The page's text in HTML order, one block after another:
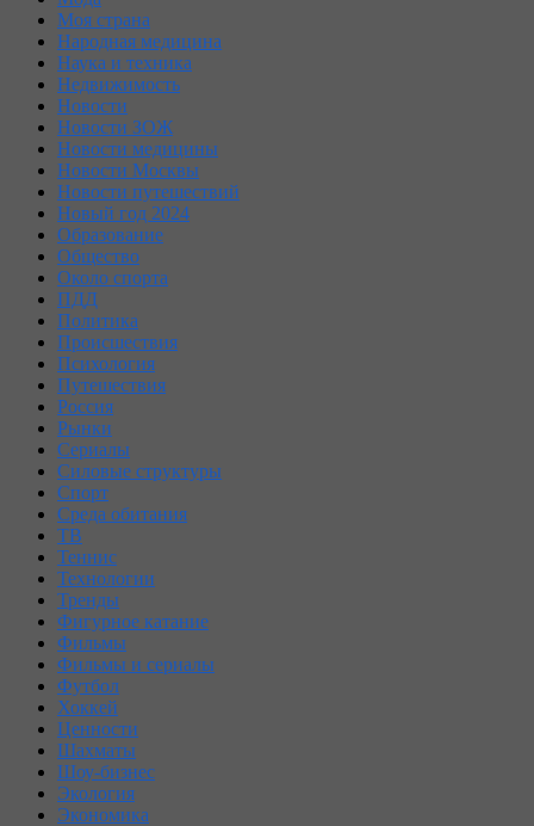
Моя страна
Народная медицина
Наука и техника
Недвижимость
Новости
Новости ЗОЖ
Новости медицины
Новости Москвы
Новости путешествий
Новый год 2024
Образование
Общество
Около спорта
ПДД
Политика
Происшествия
Психология
Путешествия
Россия
Рынки
Сериалы
Силовые структуры
Спорт
Среда обитания
ТВ
Теннис
Технологии
Тренды
Фигурное катание
Фильмы
Фильмы и сериалы
Футбол
Хоккей
Ценности
Шахматы
Шоу-бизнес
Экология
Экономика